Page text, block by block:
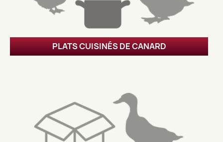
PLATS CUISINÉS DE CANARD